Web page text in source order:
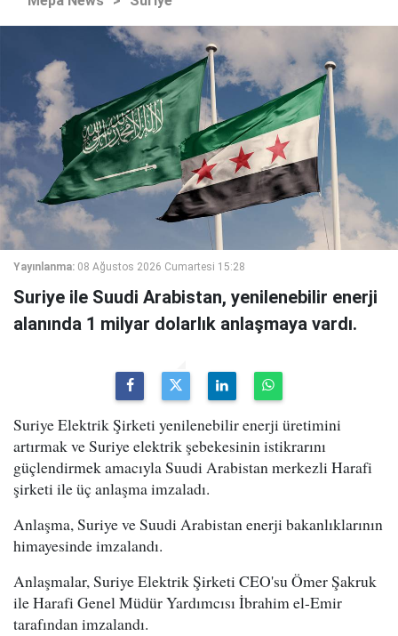
Yayınlanma: 08 Ağustos 2026 Cumartesi 15:28
Suriye ile Suudi Arabistan, yenilenebilir enerji
alanında 1 milyar dolarlık anlaşmaya vardı.
Suriye Elektrik Şirketi yenilenebilir enerji üretimini
artırmak ve Suriye elektrik şebekesinin istikrarını
güçlendirmek amacıyla Suudi Arabistan merkezli Harafi
şirketi ile üç anlaşma imzaladı.
Anlaşma, Suriye ve Suudi Arabistan enerji bakanlıklarının
himayesinde imzalandı.
Anlaşmalar, Suriye Elektrik Şirketi CEO'su Ömer Şakruk
ile Harafi Genel Müdür Yardımcısı İbrahim el-Emir
tarafından imzalandı.